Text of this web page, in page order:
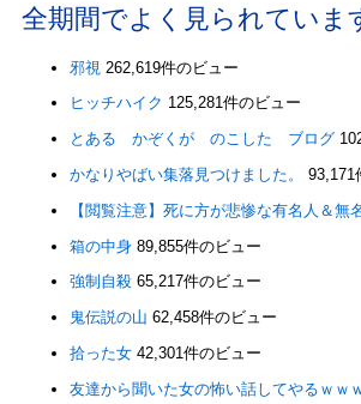
全期間でよく見られていま
邪視 262,619件のビュー
ヒッチハイク 125,281件のビュー
とある かぞくが のこした ブログ
かなりやばい集落見つけました。
93,171
【閲覧注意】死に方が悲惨な有名人＆無
箱の中身 89,855件のビュー
強制自殺 65,217件のビュー
鬼伝説の山 62,458件のビュー
拾った女 42,301件のビュー
友達から聞いた女の怖い話してやるｗｗ